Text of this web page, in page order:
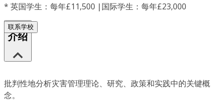
* 英国学生：每年£11,500 |国际学生：每年£23,000
联系学校
介绍
批判性地分析灾害管理理论、研究、政策和实践中的关键概
念。